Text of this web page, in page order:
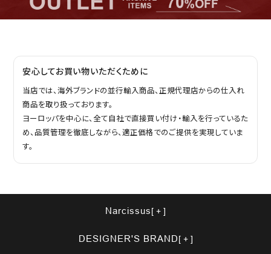
安心してお買い物いただくために
当店では、海外ブランドの並行輸入商品、正規代理店からの仕入れ
商品を取り扱っております。
ヨーロッパを中心に、全て自社で直接買い付け・輸入を行っているた
め、品質管理を徹底しながら、適正価格でのご提供を実現していま
す。
Narcissus
DESIGNER'S BRAND